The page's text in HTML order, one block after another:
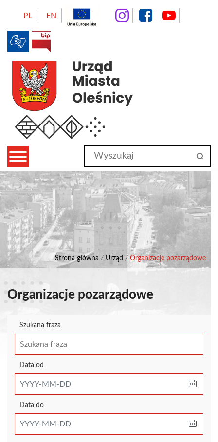
PL EN instagram
Wyszukaj
w
serwisie
Strona główna / Urząd / Organizacje pozarządowe
Organizacje pozarządowe
Szukana fraza
Data od
Data do